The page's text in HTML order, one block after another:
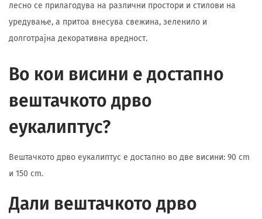
лесно се прилагодува на различни простори и стилови на
уредување, а притоа внесува свежина, зеленило и
долготрајна декоративна вредност.
Во кои висини е достапно
вештачкото дрво
еукалиптус?
Вештачкото дрво еукалиптус е достапно во две висини: 90 cm
и 150 cm.
Дали вештачкото дрво